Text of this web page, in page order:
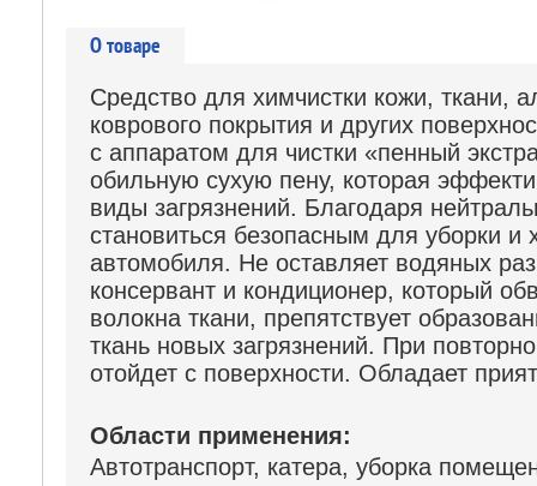
О товаре
Средство для химчистки кожи, ткани,
коврового покрытия и других
с аппаратом для чистки «пенный
обильную сухую пену, которая
виды загрязнений. Благодаря
становиться безопасным для уборки и
автомобиля. Не оставляет водяных
консервант и кондиционер, который
волокна ткани, препятствует
ткань новых загрязнений. При
отойдет с поверхности. Обладает
Области применения:
Автотранспорт, катера, уборка